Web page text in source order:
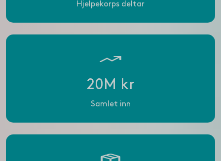
Hjelpekorps deltar
20M kr
Samlet inn